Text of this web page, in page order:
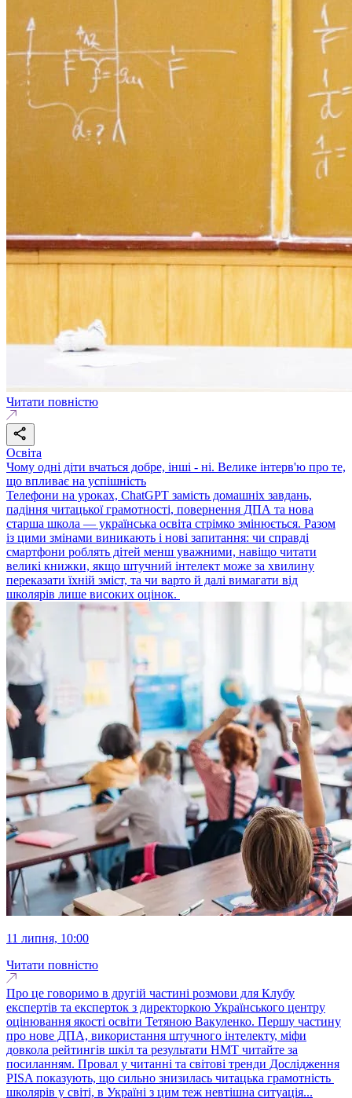
Читати повністю
Освіта
Чому одні діти вчаться добре, інші - ні. Велике інтерв'ю про те,
що впливає на успішність
Телефони на уроках, ChatGPT замість домашніх завдань,
падіння читацької грамотності, повернення ДПА та нова
старша школа — українська освіта стрімко змінюється. Разом
із цими змінами виникають і нові запитання: чи справді
смартфони роблять дітей менш уважними, навіщо читати
великі книжки, якщо штучний інтелект може за хвилину
переказати їхній зміст, та чи варто й далі вимагати від
школярів лише високих оцінок.
11 липня, 10:00
Читати повністю
Про це говоримо в другій частині розмови для Клубу
експертів та експерток з директоркою Українського центру
оцінювання якості освіти Тетяною Вакуленко. Першу частину
про нове ДПА, використання штучного інтелекту, міфи
довкола рейтингів шкіл та результати НМТ читайте за
посиланням. Провал у читанні та світові тренди Дослідження
PISA показують, що сильно знизилась читацька грамотність
школярів у світі, в Україні з цим теж невтішна ситуація...